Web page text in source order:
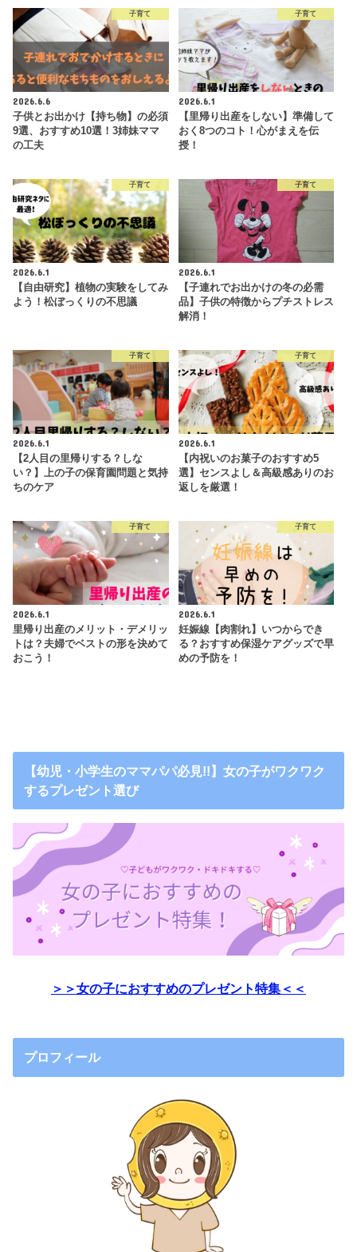
子育て
2026.6.6
子供とお出かけ【持ち物】の必須
9選、おすすめ10選！3姉妹ママ
の工夫
子育て
2026.6.1
【里帰り出産をしない】準備して
おく8つのコト！心がまえを伝
授！
子育て
2026.6.1
【自由研究】植物の実験をしてみ
よう！松ぼっくりの不思議
子育て
2026.6.1
【子連れでお出かけの冬の必需
品】子供の特徴からプチストレス
解消！
子育て
2026.6.1
【2人目の里帰りする？しな
い？】上の子の保育園問題と気持
ちのケア
子育て
2026.6.1
【内祝いのお菓子のおすすめ5
選】センスよし＆高級感ありのお
返しを厳選！
子育て
2026.6.1
里帰り出産のメリット・デメリッ
トは？夫婦でベストの形を決めて
おこう！
子育て
2026.6.1
妊娠線【肉割れ】いつからでき
る？おすすめ保湿ケアグッズで早
めの予防を！
【幼児・小学生のママパパ必見!!】女の子がワクワク
するプレゼント選び
＞＞女の子におすすめのプレゼント特集＜＜
プロフィール